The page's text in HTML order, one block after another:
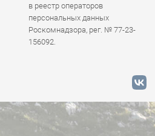
в реестр операторов
персональных данных
Роскомнадзора, рег. № 77-23-
156092.